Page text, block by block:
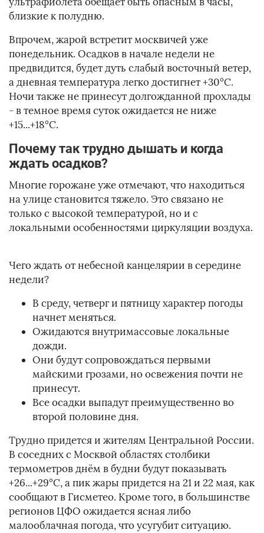
близкие к полудню.
Впрочем, жарой встретит москвичей уже
понедельник. Осадков в начале недели не
предвидится, будет дуть слабый восточный ветер,
а дневная температура легко достигнет +30°C.
Ночи также не принесут долгожданной прохлады
- в темное время суток ожидается не ниже
+15...+18°C.
Почему так трудно дышать и когда
ждать осадков?
Многие горожане уже отмечают, что находиться
на улице становится тяжело. Это связано не
только с высокой температурой, но и с
локальными особенностями циркуляции воздуха.
Чего ждать от небесной канцелярии в середине
недели?
В среду, четверг и пятницу характер погоды
начнет меняться.
Ожидаются внутримассовые локальные
дожди.
Они будут сопровождаться первыми
майскими грозами, но освежения почти не
принесут.
Все осадки выпадут преимущественно во
второй половине дня.
Трудно придется и жителям Центральной России.
В соседних с Москвой областях столбики
термометров днём в будни будут показывать
+26...+29°C, а пик жары придется на 21 и 22 мая, как
сообщают в Гисметео. Кроме того, в большинстве
регионов ЦФО ожидается ясная либо
малооблачная погода, что усугубит ситуацию.